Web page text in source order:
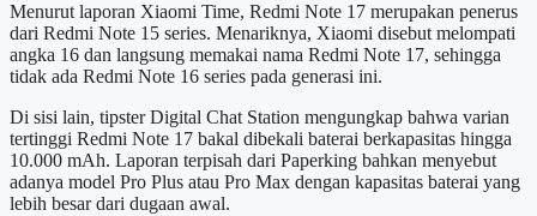
Menurut laporan Xiaomi Time, Redmi Note 17 merupakan penerus
dari Redmi Note 15 series. Menariknya, Xiaomi disebut melompati
angka 16 dan langsung memakai nama Redmi Note 17, sehingga
tidak ada Redmi Note 16 series pada generasi ini.
Di sisi lain, tipster Digital Chat Station mengungkap bahwa varian
tertinggi Redmi Note 17 bakal dibekali baterai berkapasitas hingga
10.000 mAh. Laporan terpisah dari Paperking bahkan menyebut
adanya model Pro Plus atau Pro Max dengan kapasitas baterai yang
lebih besar dari dugaan awal.